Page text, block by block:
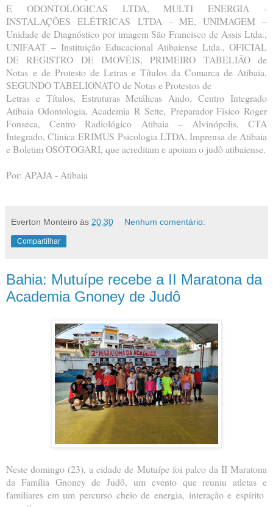
E ODONTOLOGICAS LTDA, MULTI ENERGIA -
INSTALAÇÕES ELÉTRICASLTDA - ME, UNIMAGEM –
Unidade de Diagnóstico por imagem São Francisco de Assis Ltda.,
UNIFAAT – Instituição Educacional Atibaiense Ltda., OFICIAL
DE REGISTRO DE IMOVÉIS, PRIMEIRO TABELIÃO de
Notas e de Protesto de Letras e Títulos da Comarca de Atibaia,
SEGUNDO TABELIONATO de Notas e Protestos de
Letras e Títulos, Estruturas Metálicas Ando, Centro Integrado
Atibaia Odontologia, Academia R Sette, Preparador Físico Roger
Fonseca, Centro Radiológico Atibaia – Alvinópolis, CTA
Integrado, Clinica ERIMUSPsicologia LTDA, Imprensa de Atibaia
e Boletim OSOTOGARI, que acreditam e apoiam o judô atibaiense.
Por: APAJA - Atibaia
Everton Monteiro às 20:30 Nenhum comentário:
Compartilhar
Bahia: Mutuípe recebe a II Maratona da
Academia Gnoney de Judô
Neste domingo (23), a cidade de Mutuípe foi palco da II Maratona
da Família Gnoney de Judô, um evento que reuniu atletas e
familiares em um percurso cheio de energia, interação e espírito